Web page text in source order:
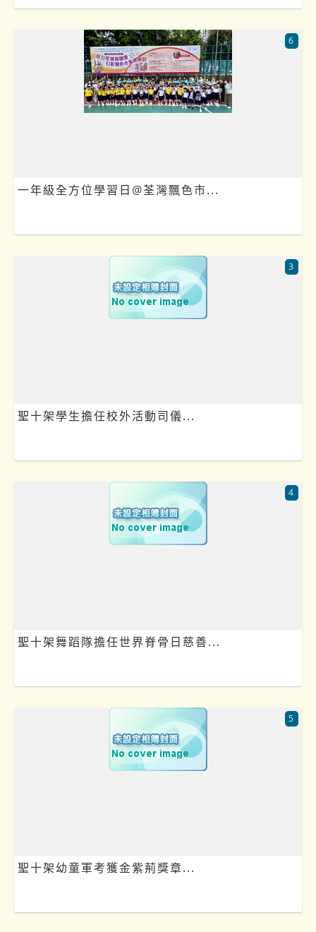
一年級全方位學習日@荃灣飄色市...
6
聖十架學生擔任校外活動司儀...
3
聖十架舞蹈隊擔任世界脊骨日慈善...
4
聖十架幼童軍考獲金紫荊獎章...
5